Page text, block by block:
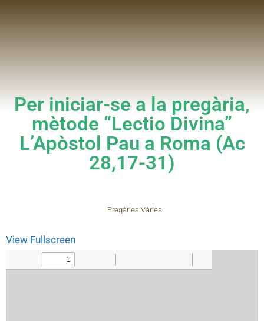
Per iniciar-se a la pregària,
mètode “Lectio Divina”
L’Apòstol Pau a Roma (Ac
28,17-31)
Pregàries Vàries
View Fullscreen